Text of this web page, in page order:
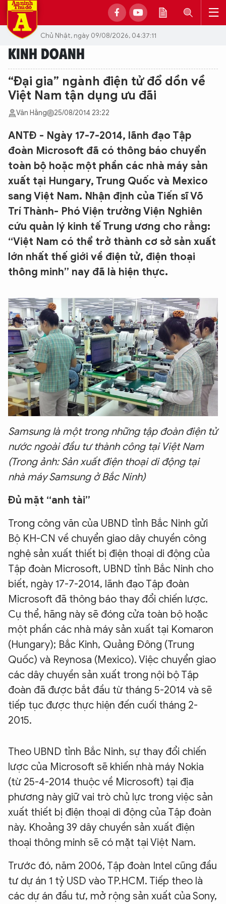
Chủ Nhật, ngày 09/08/2026, 04:37:11
KINH DOANH
“Đại gia” ngành điện tử đổ dồn về
Việt Nam tận dụng ưu đãi
Vân Hằng 25/08/2014 23:22
ANTĐ - Ngày 17-7-2014, lãnh đạo Tập
đoàn Microsoft đã có thông báo chuyển
toàn bộ hoặc một phần các nhà máy sản
xuất tại Hungary, Trung Quốc và Mexico
sang Việt Nam. Nhận định của Tiến sĩ Võ
Trí Thành- Phó Viện trưởng Viện Nghiên
cứu quản lý kinh tế Trung ương cho rằng:
“Việt Nam có thể trở thành cơ sở sản xuất
lớn nhất thế giới về điện tử, điện thoại
thông minh” nay đã là hiện thực.
Samsung là một trong những tập đoàn điện tử
nước ngoài đầu tư thành công tại Việt Nam
(Trong ảnh: Sản xuất điện thoại di động tại
nhà máy Samsung ở Bắc Ninh)
Đủ mặt “anh tài”
Trong công văn của UBND tỉnh Bắc Ninh gửi
Bộ KH-CN về chuyển giao dây chuyền công
nghệ sản xuất thiết bị điện thoại di động của
Tập đoàn Microsoft, UBND tỉnh Bắc Ninh cho
biết, ngày 17-7-2014, lãnh đạo Tập đoàn
Microsoft đã thông báo thay đổi chiến lược.
Cụ thể, hãng này sẽ đóng cửa toàn bộ hoặc
một phần các nhà máy sản xuất tại Komaron
(Hungary); Bắc Kinh, Quảng Đông (Trung
Quốc) và Reynosa (Mexico). Việc chuyển giao
các dây chuyền sản xuất trong nội bộ Tập
đoàn đã được bắt đầu từ tháng 5-2014 và sẽ
tiếp tục được thực hiện đến cuối tháng 2-
2015.
Theo UBND tỉnh Bắc Ninh, sự thay đổi chiến
lược của Microsoft sẽ khiến nhà máy Nokia
(từ 25-4-2014 thuộc về Microsoft) tại địa
phương này giữ vai trò chủ lực trong việc sản
xuất thiết bị điện thoại di động của Tập đoàn
này. Khoảng 39 dây chuyền sản xuất điện
thoại thông minh sẽ có mặt tại Việt Nam.
Trước đó, năm 2006, Tập đoàn Intel cũng đầu
tư dự án 1 tỷ USD vào TP.HCM. Tiếp theo là
các dự án đầu tư, mở rộng sản xuất của Sony,